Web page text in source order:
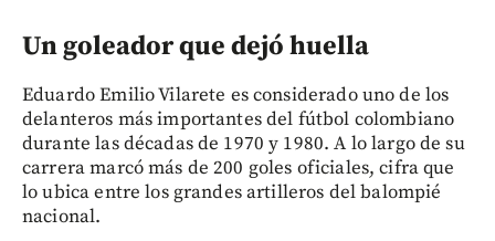
Un goleador que dejó huella
Eduardo Emilio Vilarete es considerado uno de los
delanteros más importantes del fútbol colombiano
durante las décadas de 1970 y 1980. A lo largo de su
carrera marcó más de 200 goles oficiales, cifra que
lo ubica entre los grandes artilleros del balompié
nacional.